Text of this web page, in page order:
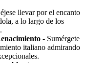
llevar por el encanto
a lo largo de los
- Sumérgete
italiano admirando